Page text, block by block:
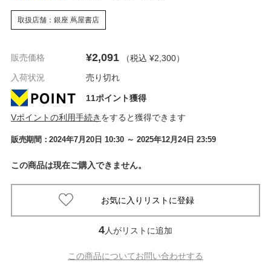
取扱店舗：銀座 蔦屋書店
販売価格 ¥2,091 （税込 ¥2,300）
入荷状況
売り切れ
11ポイント獲得
Vポイントの利用手続き をすると獲得できます
販売期間：2024年7月20日 10:30 ～ 2025年12月24日 23:59
この商品は現在ご購入できません。
4人がリストに追加
この商品についてお問い合わせする